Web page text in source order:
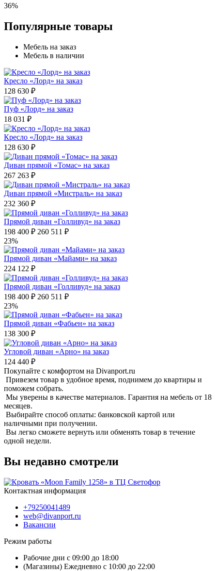
36%
Популярные товары
Мебель на заказ
Мебель в наличии
Кресло «Лорд» на заказ
128 630 ₽
Пуф «Лорд» на заказ
18 031 ₽
Кресло «Лорд» на заказ
128 630 ₽
Диван прямой «Томас» на заказ
267 263 ₽
Диван прямой «Мистраль» на заказ
232 360 ₽
Прямой диван «Голливуд» на заказ
198 400 ₽ 260 511 ₽
23%
Прямой диван «Майами» на заказ
224 122 ₽
Прямой диван «Голливуд» на заказ
198 400 ₽ 260 511 ₽
23%
Прямой диван «Фабьен» на заказ
138 300 ₽
Угловой диван «Арно» на заказ
124 440 ₽
Покупайте с комфортом на Divanport.ru
Привезем товар в удобное время, поднимем до квартиры и
поможем собрать.
Мы уверены в качестве материалов. Гарантия на мебель от 18
месяцев.
Выбирайте способ оплаты: банковской картой или
наличными при получении.
Вы легко сможете вернуть или обменять товар в течение
одной недели.
Вы недавно смотрели
Контактная информация
+79250041489
web@divanport.ru
Вакансии
Режим работы
Рабочие дни с 09:00 до 18:00
(Магазины) Ежедневно с 10:00 до 22:00